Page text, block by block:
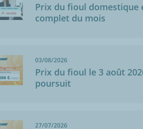
Prix du fioul domestique
complet du mois
03/08/2026
Prix du fioul le 3 août
poursuit
27/07/2026
19/04/2021
Pratique le